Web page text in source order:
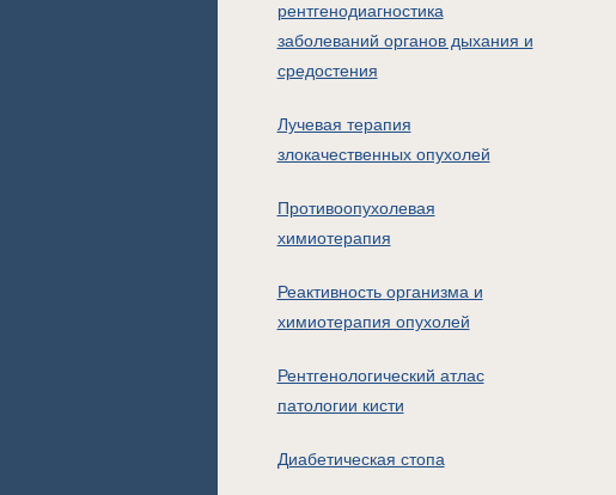
рентгенодиагностика
заболеваний органов дыхания и
средостения
Лучевая терапия
злокачественных опухолей
Противоопухолевая
химиотерапия
Реактивность организма и
химиотерапия опухолей
Рентгенологический атлас
патологии кисти
Диабетическая стопа